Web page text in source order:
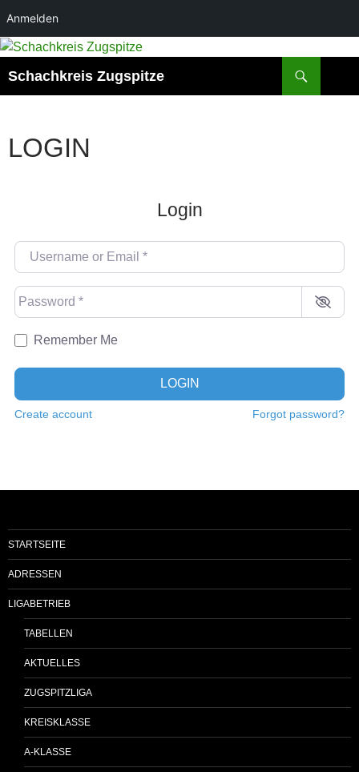
Anmelden
Schachkreis Zugspitze
LOGIN
Login
Username or Email
Password*
Remember Me
LOGIN
Create account Forgot password?
STARTSEITE
ADRESSEN
LIGABETRIEB
TABELLEN
AKTUELLES
ZUGSPITZLIGA
KREISKLASSE
A-KLASSE